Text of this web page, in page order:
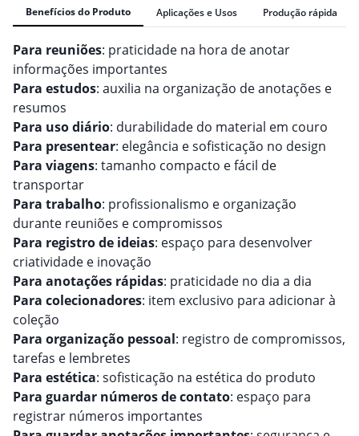
Benefícios do Produto Aplicações e Usos Produção rápida
Para reuniões: praticidade na hora de anotar
informações importantes
Para estudos: auxilia na organização de anotações e
resumos
Para uso diário: durabilidade do material em couro
Para presentear: elegância e sofisticação no design
Para viagens: tamanho compacto e fácil de
transportar
Para trabalho: profissionalismo e organização
durante reuniões e compromissos
Para registro de ideias: espaço para desenvolver
criatividade e inovação
Para anotações rápidas: praticidade no dia a dia
Para colecionadores: item exclusivo para adicionar à
coleção
Para organização pessoal: registro de compromissos,
tarefas e lembretes
Para estética: sofisticação na estética do produto
Para guardar números de contato: espaço para
registrar números importantes